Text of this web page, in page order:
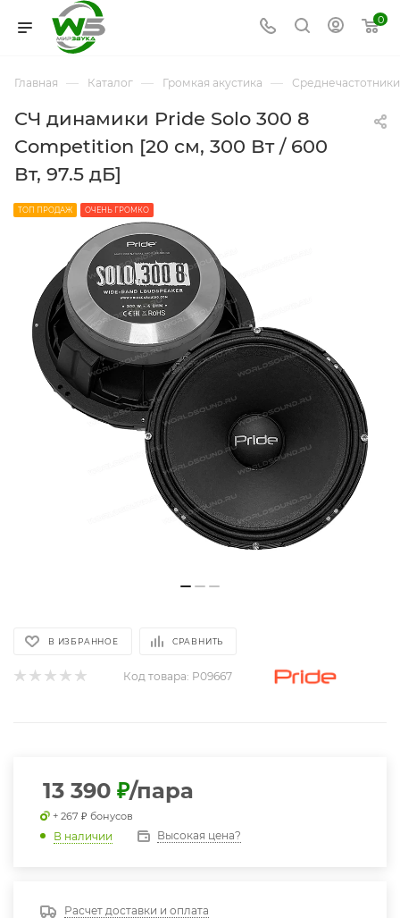
0
Главная — Каталог — Громкая акустика —
СЧ динамики Pride Solo 300 8
Competition [20 см, 300 Вт / 600
Вт, 97.5 дБ]
ТОП ПРОДАЖ ОЧЕНЬ ГРОМКО
В ИЗБРАННОЕ СРАВНИТЬ
Код товара: P09667
13 390 ₽/пара
+ 267 ₽ бонусов
В наличии Высокая цена?
Расчет доставки и оплата